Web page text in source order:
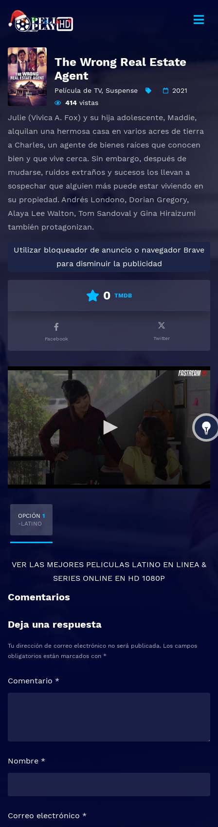
The Wrong Real Estate
Agent
Película de TV, Suspense
2021
414 vistas
Julie (Vivica A. Fox) y su hija adolescente, Maddie,
alquilan una hermosa casa en varios acres de tierra
a Charles, un agente de bienes raíces que conocen
bien y que vive cerca. Sin embargo, después de
mudarse, ruidos extraños y sucesos los llevan a
sospechar que alguien más puede estar viviendo en
su propiedad. Andrés Londono, Dorian Gregory,
Alaya Lee Walton, Tom Sandoval y Gina Hiraizumi
también protagonizan.
Utilizar bloqueador de anuncio o navegador Brave
para disminuir la publicidad
0 TMDB
Facebook Twitter
OPCIÓN 1
-LATINO
VER LAS MEJORES PELICULAS LATINO EN LINEA &
SERIES ONLINE EN HD 1080P
Comentarios
Deja una respuesta
Tu dirección de correo electrónico no será publicada. Los campos
obligatorios están marcados con *
Comentario *
Nombre *
Correo electrónico *